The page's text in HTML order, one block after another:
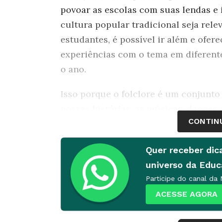
povoar as escolas com suas lendas
cultura popular tradicional seja
estudantes, é possível ir além e
experiências com o tema em
o ano.
Isso porque o folclore é um conjunto
nossas histórias, as músicas,
típicas, as brincadeiras e tudo
perpetuando ao longo do tempo.
cultura popular. “Tem a ver com
modo de ser e estar no mundo,
antepassados resolveram algumas
como cidadãos brasileiros e é uma
sentido ao que está acontecendo na
Quer receber
universo da
Participe do canal da
ACESSE AGORA